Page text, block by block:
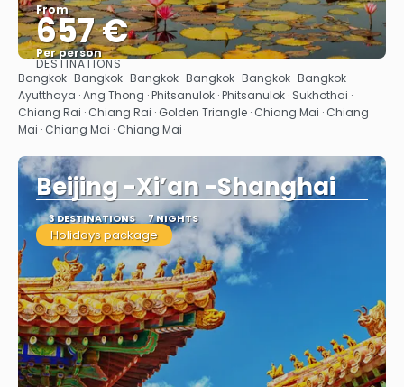
From
657 €
Per person
See
DESTINATIONS
Bangkok · Bangkok · Bangkok · Bangkok · Bangkok · Bangkok ·
Ayutthaya · Ang Thong · Phitsanulok · Phitsanulok · Sukhothai ·
Chiang Rai · Chiang Rai · Golden Triangle · Chiang Mai · Chiang
Mai · Chiang Mai · Chiang Mai
Beijing -Xi’an -Shanghai
3 DESTINATIONS 7 NIGHTS
Holidays package